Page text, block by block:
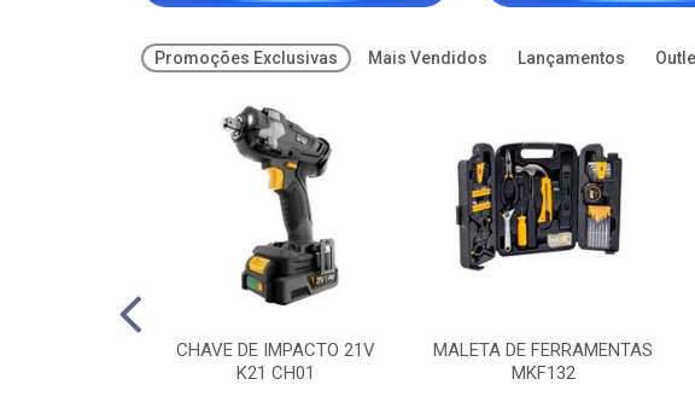
Promoções Exclusivas Mais Vendidos Lançamentos
CHAVE DE IMPACTO 21V
K21 CH01
MALETA DE FERRAMENTAS
MKF132